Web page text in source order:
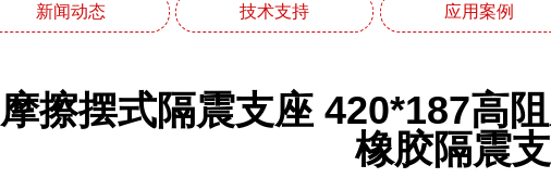
新闻动态 技术支持 应用案例
摩擦摆式隔震支座 420*187高
橡胶隔震